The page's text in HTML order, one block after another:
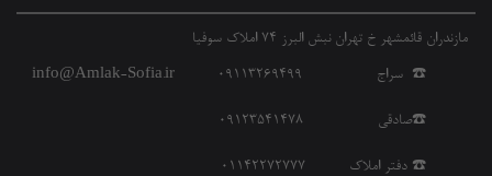
مازندران قائمشهر خ تهران نبش البرز 74 املاک سوفیا
☎️ سراج 09113269499
☎️صادقی 09123541478
☎️ دفتر املاک 01142272777
info@Amlak-Sofia.ir